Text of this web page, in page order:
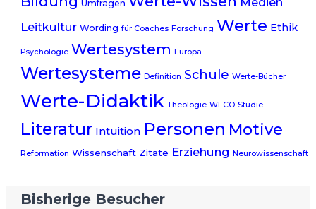
Umfragen
Leitkultur Wording für Coaches Forschung Werte Ethik
Psychologie Wertesystem Europa
Wertesysteme Definition Schule Werte-Bücher
Werte-Didaktik Theologie WECO Studie
Literatur Intuition Personen Motive
Reformation Wissenschaft Zitate Erziehung Neurowissenschaft
Bisherige Besucher